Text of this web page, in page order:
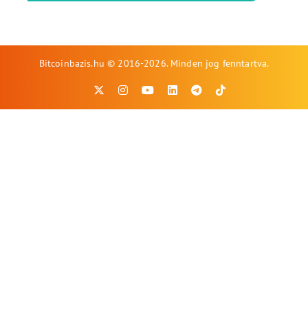
Bitcoinbazis.hu © 2016-2026. Minden jog fenntartva.